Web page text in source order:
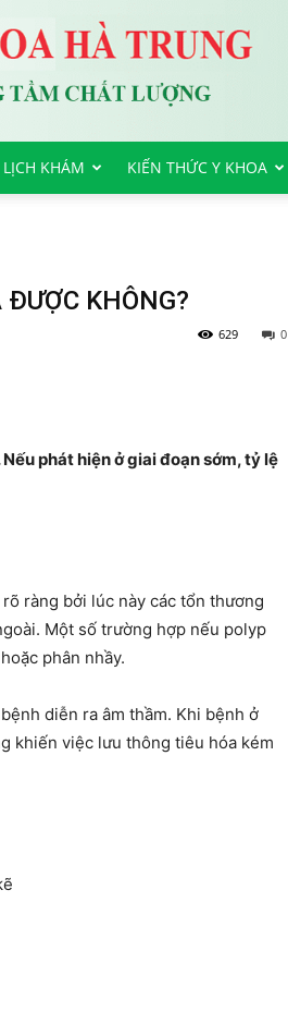
KHÁM KIẾN THỨC Y KHOA
KHÔNG?
0
629
phát hiện ở giai đoạn sớm, tỷ lệ
ràng bởi lúc này các tổn thương
Một số trường hợp nếu polyp
phân nhầy.
diễn ra âm thầm. Khi bệnh ở
khiến việc lưu thông tiêu hóa kém